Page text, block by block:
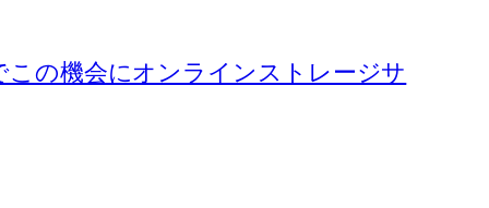
の機会にオンラインストレージサ